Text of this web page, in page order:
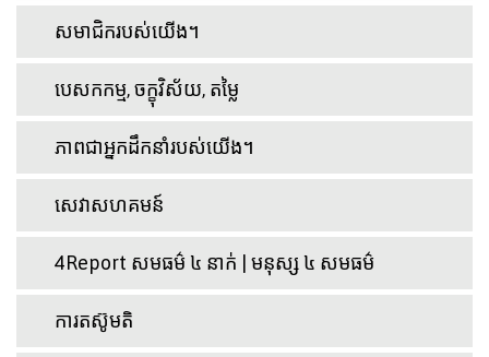
សមាជិករបស់យើង។
បេសកកម្ម, ចក្ខុវិស័យ, តម្លៃ
ភាពជាអ្នកដឹកនាំរបស់យើង។
សេវាសហគមន៍
4Report សមធម៌ ៤ នាក់ | មនុស្ស ៤ សមធម៌
ការតស៊ូមតិ